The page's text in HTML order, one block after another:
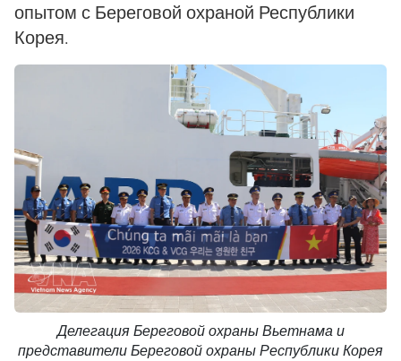
опытом с Береговой охраной Республики
Корея.
Делегация Береговой охраны Вьетнама и
представители Береговой охраны Республики Корея